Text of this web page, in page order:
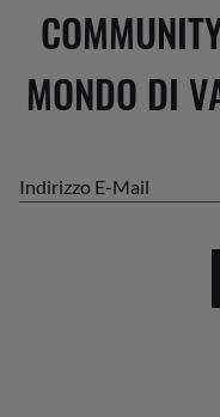
MONDO DI
Indirizzo E-Mail